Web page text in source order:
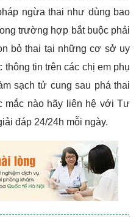
ngừa thai như dùng bao
trường hợp bắt buộc phải
bỏ thai tại những cơ sở uy
tin trên các chị em phụ
sạch tử cung sau phá thai
mắc nào hãy liên hệ với Tư
đáp 24/24h mỗi ngày.